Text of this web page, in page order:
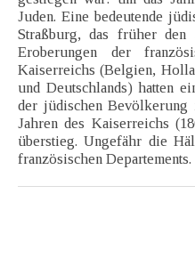
Juden. Eine bedeutende
Straßburg, das früher den
Eroberungen der
Kaiserreichs (Belgien,
und Deutschlands) hatten
der jüdischen
Jahren des Kaiserreichs
überstieg. Ungefähr die
französischen Departements.